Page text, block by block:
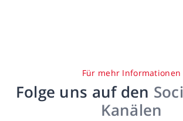
Für mehr Informationen
Folge uns auf den
Kanälen